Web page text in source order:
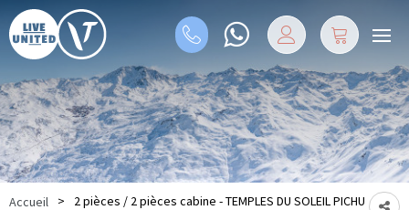
Accueil > 2 pièces / 2 pièces cabine - TEMPLES DU SOLEIL PICHU